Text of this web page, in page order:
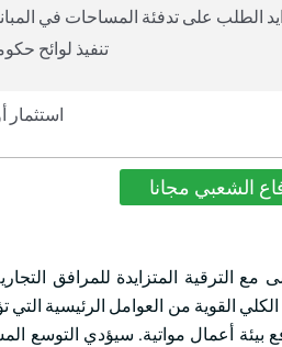
الطلب على تدفئة المساحات في
تنفيذ لوائح
استثمار
الشعبي مجانا
الترقية المتزايدة للمرافق
القوية من العوامل الرئيسية
أعمال مواتية. سيؤدي التوسع